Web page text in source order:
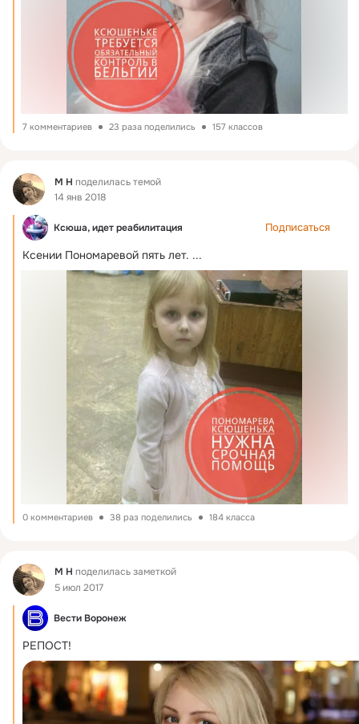
7 комментариев 23 раза поделились 157 классов
Фид М Н поделилась темой
14 янв 2018
Ксюша, идет реабилитация Подписаться
Ксении Пономаревой пять лет. ...
0 комментариев 38 раз поделились 184 класса
Фид М Н поделилась заметкой
5 июл 2017
Вести Воронеж
РЕПОСТ!